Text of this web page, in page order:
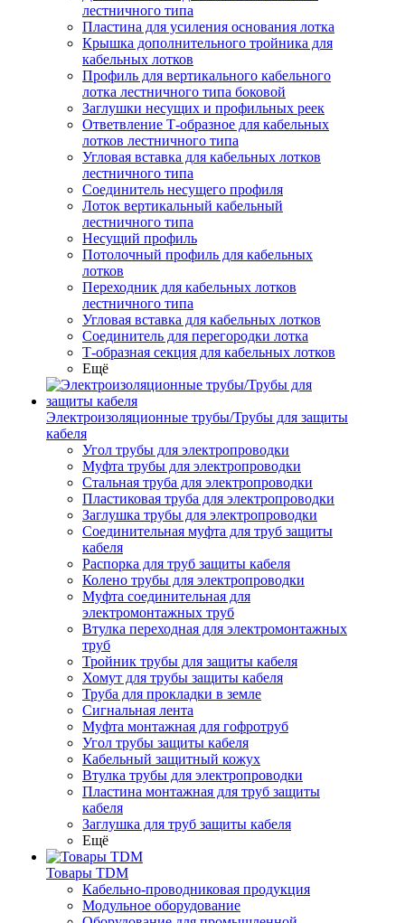
лестничного типа
Пластина для усиления основания лотка
Крышка дополнительного тройника для
кабельных лотков
Профиль для вертикального кабельного
лотка лестничного типа боковой
Заглушки несущих и профильных реек
Ответвление Т-образное для кабельных
лотков лестничного типа
Угловая вставка для кабельных лотков
лестничного типа
Соединитель несущего профиля
Лоток вертикальный кабельный
лестничного типа
Несущий профиль
Потолочный профиль для кабельных
лотков
Переходник для кабельных лотков
лестничного типа
Угловая вставка для кабельных лотков
Соединитель для перегородки лотка
Т-образная секция для кабельных лотков
Ещё
Электроизоляционные трубы/Трубы для защиты
кабеля
Угол трубы для электропроводки
Муфта трубы для электропроводки
Стальная труба для электропроводки
Пластиковая труба для электропроводки
Заглушка трубы для электропроводки
Соединительная муфта для труб защиты
кабеля
Распорка для труб защиты кабеля
Колено трубы для электропроводки
Муфта соединительная для
электромонтажных труб
Втулка переходная для электромонтажных
труб
Тройник трубы для защиты кабеля
Хомут для трубы защиты кабеля
Труба для прокладки в земле
Сигнальная лента
Муфта монтажная для гофротруб
Угол трубы защиты кабеля
Кабельный защитный кожух
Втулка трубы для электропроводки
Пластина монтажная для труб защиты
кабеля
Заглушка для труб защиты кабеля
Ещё
Товары TDM
Кабельно-проводниковая продукция
Модульное оборудование